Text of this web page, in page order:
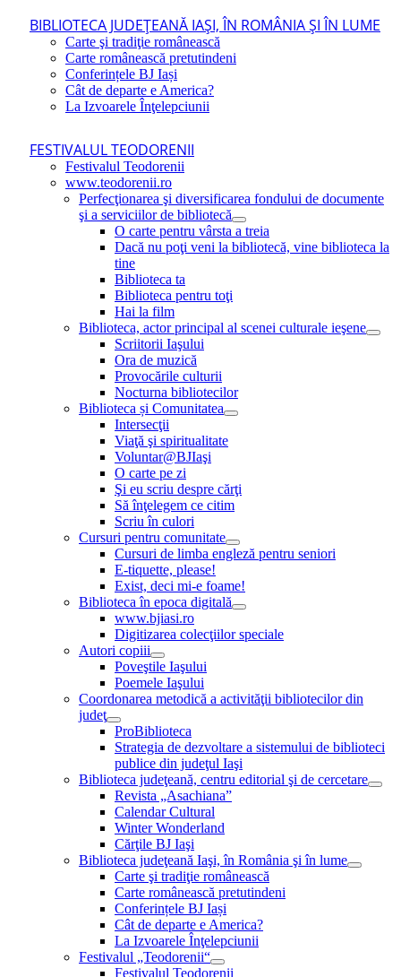
BIBLIOTECA JUDEŢEANĂ IAŞI, ÎN ROMÂNIA ŞI ÎN LUME
Carte şi tradiţie românească
Carte românească pretutindeni
Conferințele BJ Iași
Cât de departe e America?
La Izvoarele Înţelepciunii
FESTIVALUL TEODORENII
Festivalul Teodorenii
www.teodorenii.ro
Perfecţionarea şi diversificarea fondului de documente
şi a serviciilor de bibliotecă
O carte pentru vârsta a treia
Dacă nu poţi veni la bibliotecă, vine biblioteca la
tine
Biblioteca ta
Biblioteca pentru toţi
Hai la film
Biblioteca, actor principal al scenei culturale ieşene
Scriitorii Iaşului
Ora de muzică
Provocările culturii
Nocturna bibliotecilor
Biblioteca și Comunitatea
Intersecţii
Viaţă şi spiritualitate
Voluntar@BJIaşi
O carte pe zi
Şi eu scriu despre cărţi
Să înţelegem ce citim
Scriu în culori
Cursuri pentru comunitate
Cursuri de limba engleză pentru seniori
E-tiquette, please!
Exist, deci mi-e foame!
Biblioteca în epoca digitală
www.bjiasi.ro
Digitizarea colecţiilor speciale
Autori copiii
Poveştile Iaşului
Poemele Iaşului
Coordonarea metodică a activităţii bibliotecilor din
judeţ
ProBiblioteca
Strategia de dezvoltare a sistemului de biblioteci
publice din judeţul Iaşi
Biblioteca judeţeană, centru editorial şi de cercetare
Revista „Asachiana”
Calendar Cultural
Winter Wonderland
Cărţile BJ Iaşi
Biblioteca judeţeană Iaşi, în România şi în lume
Carte şi tradiţie românească
Carte românească pretutindeni
Conferințele BJ Iași
Cât de departe e America?
La Izvoarele Înţelepciunii
Festivalul „Teodorenii“
Festivalul Teodorenii